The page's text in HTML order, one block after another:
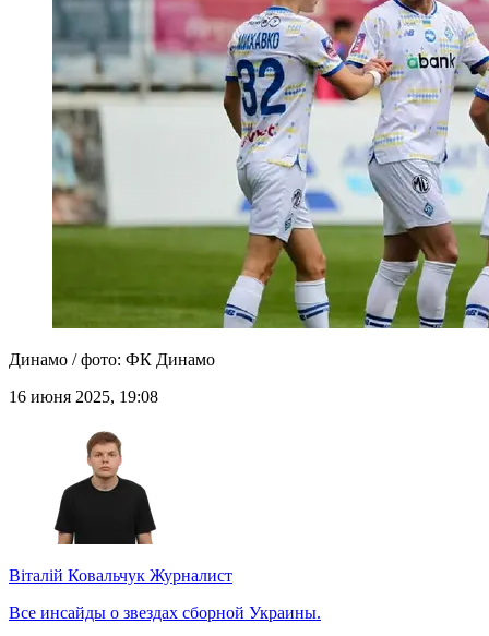
Динамо / фото: ФК Динамо
16 июня 2025, 19:08
Віталій Ковальчук Журналист
Все инсайды о звездах сборной Украины.